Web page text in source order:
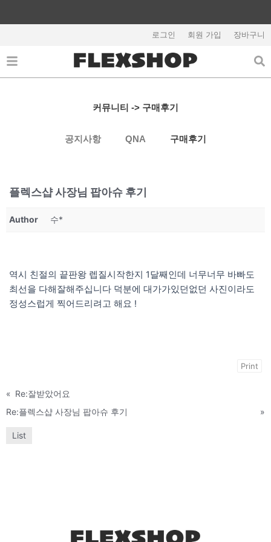
건
너
로그인 회원 가입 장바구니
커뮤니티 -> 구매후기
공지사항 QNA 구매후기
플렉스샵 사장님 팝아슈 후기
Author 수*
역시 친절의 끝판왕 렙질시작한지 1달째인데 너무너무 바빠도
최선을 다해잘해주십니다 덕분에 대가가있던없던 사진이라도
정성스럽게 찍어드리려고 해요 !
Print
« Re:잘받았어요
Re:플렉스샵 사장님 팝아슈 후기
»
List